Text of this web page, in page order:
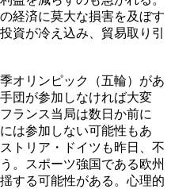
経済に莫大な損害を及ぼす
資が冷え込み、貿易取り引
オリンピック（五輪）があ
団が参加しなければ大変
ランス当局は数日か前に
は参加しない可能性もあ
トリア・ドイツも昨日、不
。スポーツ強国である欧州
する可能性がある。心理的